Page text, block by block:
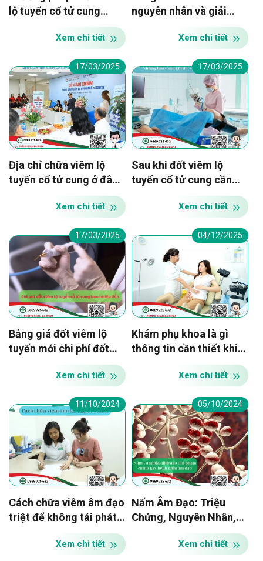
lộ tuyến cổ tử cung
Xem chi tiết
nguyên nhân và giải
pháp điều trị triệt để
Xem chi tiết
17/03/2025
Địa chỉ chữa viêm lộ
tuyến cổ tử cung ở đâu
Xem chi tiết
17/03/2025
Sau khi đốt viêm lộ
tuyến cổ tử cung cần
Xem chi tiết
17/03/2025
Bảng giá đốt viêm lộ
tuyến mới chi phí đốt
hết bao nhiêu tiền
Xem chi tiết
04/12/2025
Khám phụ khoa là gì
thông tin cần thiết khi
đi khám phụ khoa định
Xem chi tiết
11/10/2024
Cách chữa viêm âm đạo
triệt để không tái phát,
an toàn và hiệu quả
Xem chi tiết
05/10/2024
Nấm Âm Đạo: Triệu
Chứng, Nguyên Nhân,
Điều Trị và Phòng Ngừa
Xem chi tiết